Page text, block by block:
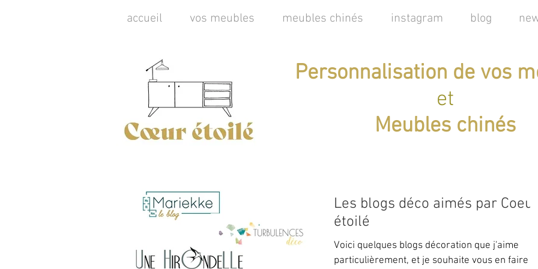
accueil vos meubles meubles chinés instagram blog
Personnalisation de vos
et
Meubles chinés
Les blogs déco aimés par Coeur
étoilé
Voici quelques blogs décoration que j'aime
particulièrement, et je souhaite vous en faire